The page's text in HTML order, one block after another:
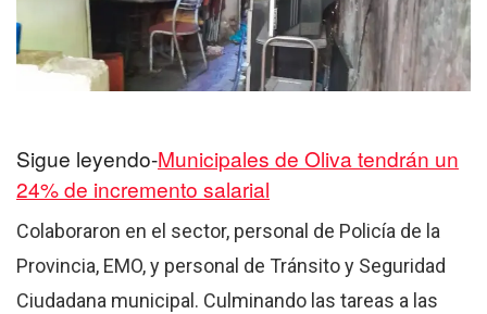
Sigue leyendo-Municipales de Oliva tendrán un
24% de incremento salarial
Colaboraron en el sector, personal de Policía de la
Provincia, EMO, y personal de Tránsito y Seguridad
Ciudadana municipal. Culminando las tareas a las